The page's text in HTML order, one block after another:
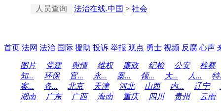
人员查询 法治在线.中国 > 社会
首页 法网 法治 国际 援助 投诉 举报 观点 勇士 视频 反腐 心声
图片 党建 舆情 维权 廉政 纪检 公安
检察
知...
环保 官... 永... 案... 领... 大... 人...
特
案...
各... 北京 天津 河北 山西 内... 辽宁
湖南
广东 广西 海南 重庆 四川 贵州 云南